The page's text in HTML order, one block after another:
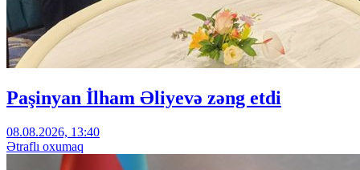
Paşinyan İlham Əliyevə zəng etdi
08.08.2026, 13:40
Ətraflı oxumaq